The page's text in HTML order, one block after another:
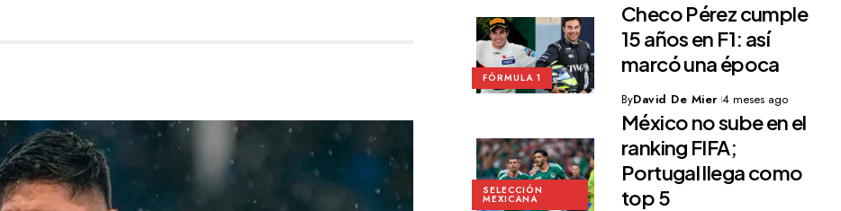
FÓRMULA 1
Checo Pérez cumple
15 años en F1: así
marcó una época
ByDavid De Mier 4 meses ago
SELECCIÓN
MEXICANA
México no sube en el
ranking FIFA;
Portugal llega como
top 5